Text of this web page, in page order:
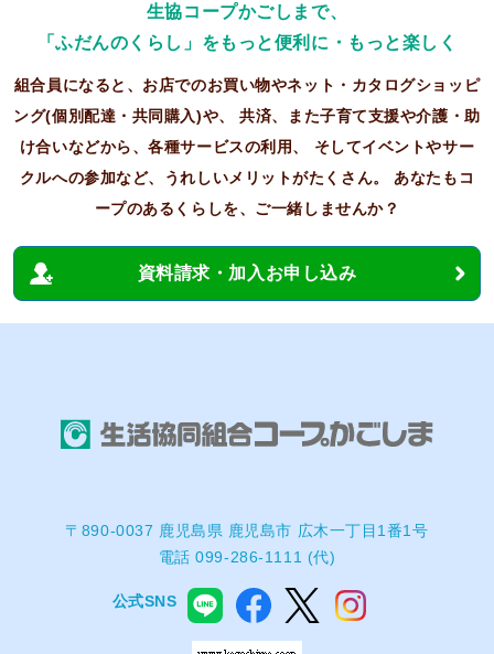
生協コープかごしまで、
「ふだんのくらし」をもっと便利に・もっと楽しく
組合員になると、お店でのお買い物やネット・カタログショッピ
ング(個別配達・共同購入)や、共済、また子育て支援や介護・助
け合いなどから、各種サービスの利用、
そしてイベントやサー
クルへの参加など、うれしいメリットがたくさん。
あなたもコ
ープのあるくらしを、ご一緒しませんか？
資料請求・加入お申し込み
〒890-0037 鹿児島県 鹿児島市 広木一丁目1番1号
電話 099-286-1111 (代)
公式SNS